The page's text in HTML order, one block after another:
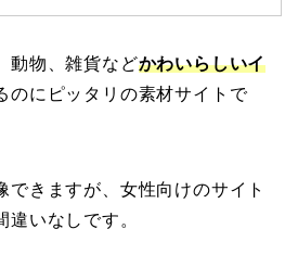
動物、雑貨などかわいらしいイ
のにピッタリの素材サイトで
できますが、女性向けのサイト
違いなしです。